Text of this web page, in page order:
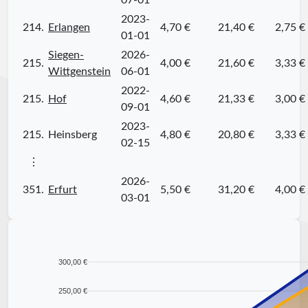
214. Erlangen
2023-
01-01
4,70 € 21,40 € 2,75 €
215.
Siegen-
Wittgenstein
2026-
06-01
4,00 € 21,60 € 3,33 €
215. Hof
2022-
09-01
4,60 € 21,33 € 3,00 €
215. Heinsberg
2023-
02-15
4,80 € 20,80 € 3,33 €
⋮
351. Erfurt
2026-
03-01
5,50 € 31,20 € 4,00 €
300,00 €
250,00 €